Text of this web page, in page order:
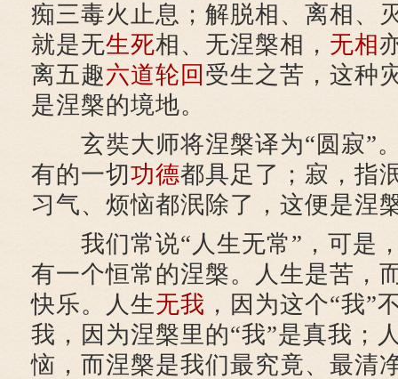
痴三毒火止息；解脱相、离相、
就是无生死相、无涅槃相， 无相
离五趣六道轮回 受生之苦，这种
是涅槃的境地。
玄奘大师将涅槃译为“圆寂”
有的一切功德都具足了；寂，指
习气、烦恼都泯除了，这便是涅
我们常说“人生无常”，可是
有一个恒常的涅槃。人生是苦，
快乐。人生无我 ，因为这个“我”
我，因为涅槃里的“我”是真我；
恼，而涅槃是我们最究竟、最清